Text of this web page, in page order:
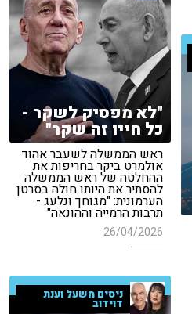
"לא מפסיק לשקר -
כל חייו זה שקר"
ראש הממשלה לשעבר אהוד
אולמרט ביקר בחריפות את
ההחלטה של ראש הממשלה
להסתיר את היותו חולה בסרטן
הערמונית: "מגוחך ונלעג -
תרבות הרמייה וההונאה"
26/04/2026
ניסים משעל וענת
דוידוב